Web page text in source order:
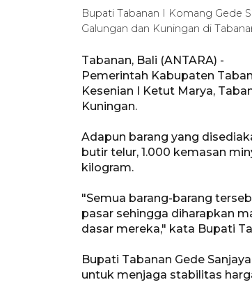
Bupati Tabanan I Komang Gede
Galungan dan Kuningan di
Tabanan, Bali (ANTARA) -
Pemerintah Kabupaten
Kesenian I Ketut Marya,
Kuningan.
Adapun barang yang
butir telur, 1.000 kemasan
kilogram.
"Semua barang-barang
pasar sehingga diharapkan
dasar mereka," kata Bupati
Bupati Tabanan Gede
untuk menjaga stabilitas